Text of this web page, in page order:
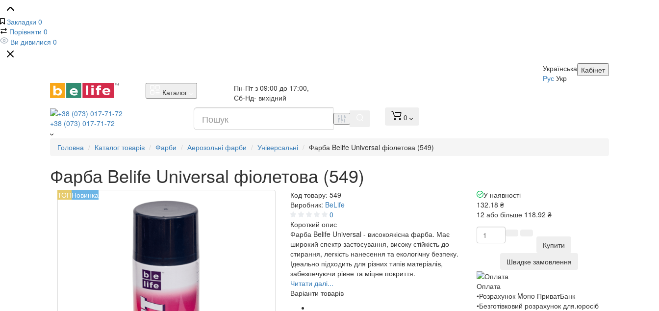
Закладки 0
Порівняти 0
Ви дивилися 0
Кабінет
Українська
Рус Укр
Каталог
Пн-Пт з 09:00 до 17:00,
Сб-Нд- вихідний
+38 (073) 017-71-72
0
Головна Каталог товарів Фарби Аерозольні фарби Універсальні Фарба Belife Universal фіолетова (549)
Фарба Belife Universal фіолетова (549)
ТОПНовинка Код товару: 549
Виробник: BeLife
0
Короткий опис
Фарба Belife Universal - високоякісна фарба. Має
широкий спектр застосування, високу стійкість до
стирання, легкість нанесення та екологічну безпеку.
Ідеально підходить для різних типів матеріалів,
забезпечуючи рівне та міцне покриття.
Читати далі...
Варіанти товарів
У наявності
132.18 ₴
12 або більше 118.92 ₴
Купити
Швидке замовлення
Оплата
•Розрахунок Mono ПриватБанк
•Безготівковий розрахунок для.юросіб